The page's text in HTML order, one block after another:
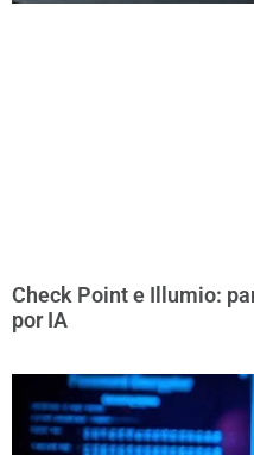
Check Point e Illumio:
por IA